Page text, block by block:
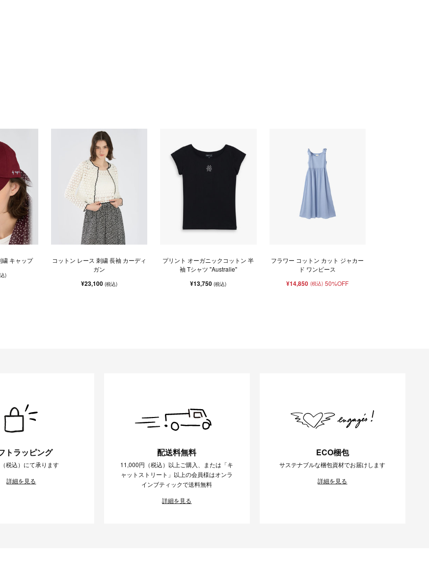
繍 キャップ
)
コットン レース 刺繍 長袖 カーディ
ガン
¥23,100 (税込)
プリント オーガニックコットン 半
袖 Tシャツ "Australie"
¥13,750(税込)
フラワー コットン カット ジャカー
ド ワンピース
¥14,850 (税込) 50%OFF
トラッピング
税込）にて承ります
詳細を見る
配送料無料
11,000円（税込）以上ご購入、または「キ
ャットストリート」以上の会員様はオンラ
インブティックで送料無料
詳細を見る
ECO梱包
サステナブルな梱包資材でお届けします
詳細を見る